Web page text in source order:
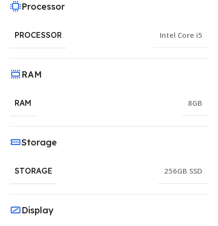
Processor
PROCESSOR Intel Core i5
RAM
RAM 8GB
Storage
STORAGE 256GB SSD
Display